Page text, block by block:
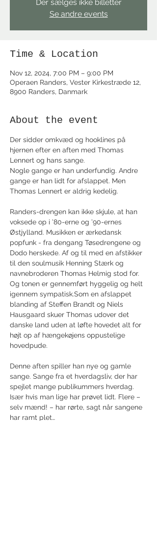
Der sælges ikke billetter
Se andre events
Time & Location
Nov 12, 2024, 7:00 PM – 9:00 PM
Operaen Randers, Vester Kirkestræde 12,
8900 Randers, Danmark
About the event
Der sidder omkvæd og hooklines på
hjernen efter en aften med Thomas
Lennert og hans sange.
Nogle gange er han underfundig. Andre
gange er han lidt for afslappet. Men
Thomas Lennert er aldrig kedelig.
Randers-drengen kan ikke skjule, at han
voksede op i ’80-erne og ’90-ernes
Østjylland. Musikken er ærkedansk
popfunk - fra dengang Tøsedrengene og
Dodo herskede. Af og til med en afstikker
til den soulmusik Henning Stærk og
navnebroderen Thomas Helmig stod for.
Og tonen er gennemført hyggelig og helt
igennem sympatisk.Som en afslappet
blanding af Steffen Brandt og Niels
Hausgaard skuer Thomas udover det
danske land uden at løfte hovedet alt for
højt op af hængekøjens oppustelige
hovedpude.
Denne aften spiller han nye og gamle
sange. Sange fra et hverdagsliv, der har
spejlet mange publikummers hverdag.
Især hvis man lige har prøvet lidt. Flere –
selv mænd! – har rørte, sagt når sangene
har ramt plet…